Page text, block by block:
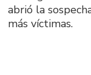
abrió la
más víctimas.